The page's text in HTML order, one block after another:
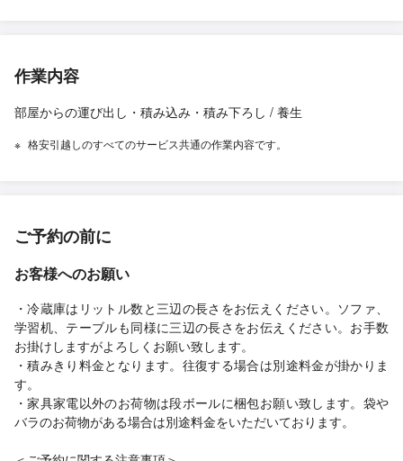
作業内容
部屋からの運び出し・積み込み・積み下ろし / 養生
格安引越しのすべてのサービス共通の作業内容です。
ご予約の前に
お客様へのお願い
・冷蔵庫はリットル数と三辺の長さをお伝えください。ソファ、
学習机、テーブルも同様に三辺の長さをお伝えください。お手数
お掛けしますがよろしくお願い致します。
・積みきり料金となります。往復する場合は別途料金が掛かりま
す。
・家具家電以外のお荷物は段ボールに梱包お願い致します。袋や
バラのお荷物がある場合は別途料金をいただいております。